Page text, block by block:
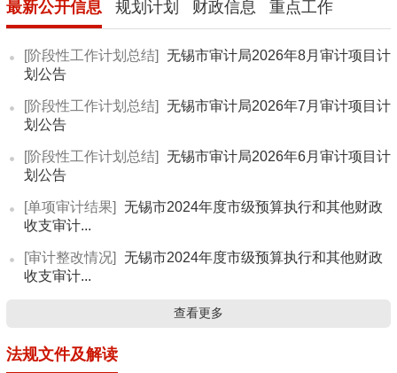
最新公开信息 规划计划 财政信息 重点工作
[阶段性工作计划总结]
无锡市审计局2026年8月审计项目计
划公告
[阶段性工作计划总结]
无锡市审计局2026年7月审计项目计
划公告
[阶段性工作计划总结]
无锡市审计局2026年6月审计项目计
划公告
[单项审计结果]
无锡市2024年度市级预算执行和其他财政
收支审计...
[审计整改情况]
无锡市2024年度市级预算执行和其他财政
收支审计...
查看更多
法规文件及解读